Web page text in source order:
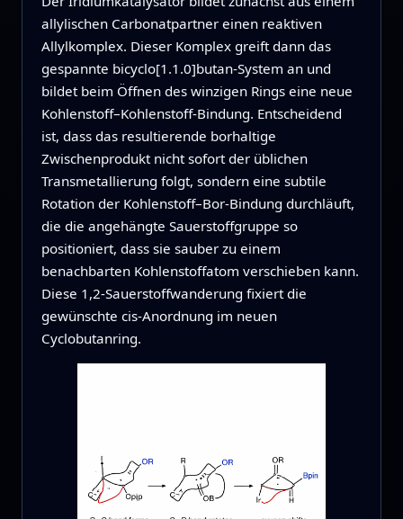
allylischen Carbonatpartner einen reaktiven
Allylkomplex. Dieser Komplex greift dann das
gespannte bicyclo[1.1.0]butan‑System an und
bildet beim Öffnen des winzigen Rings eine neue
Kohlenstoff–Kohlenstoff‑Bindung. Entscheidend
ist, dass das resultierende borhaltige
Zwischenprodukt nicht sofort der üblichen
Transmetallierung folgt, sondern eine subtile
Rotation der Kohlenstoff–Bor‑Bindung durchläuft,
die die angehängte Sauerstoffgruppe so
positioniert, dass sie sauber zu einem
benachbarten Kohlenstoffatom verschieben kann.
Diese 1,2‑Sauerstoffwanderung fixiert die
gewünschte cis‑Anordnung im neuen
Cyclobutanring.